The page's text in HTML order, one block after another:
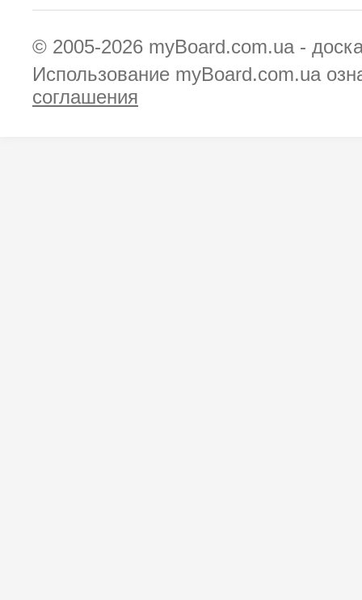
© 2005-2026 myBoard.com.ua -
Использование myBoard.com.ua
соглашения